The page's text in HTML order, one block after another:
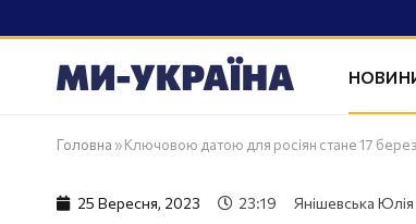
Головна »Ключовою датою для росіян стане 17
25 Вересня, 2023 23:19 Янішевська Юлія